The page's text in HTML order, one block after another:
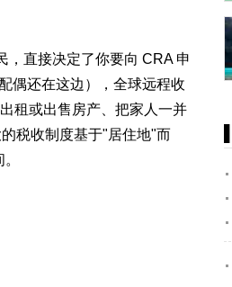
，直接决定了你要向 CRA 申
偶还在这边），全球远程收
租或出售房产、把家人一并
税收制度基于"居住地"而